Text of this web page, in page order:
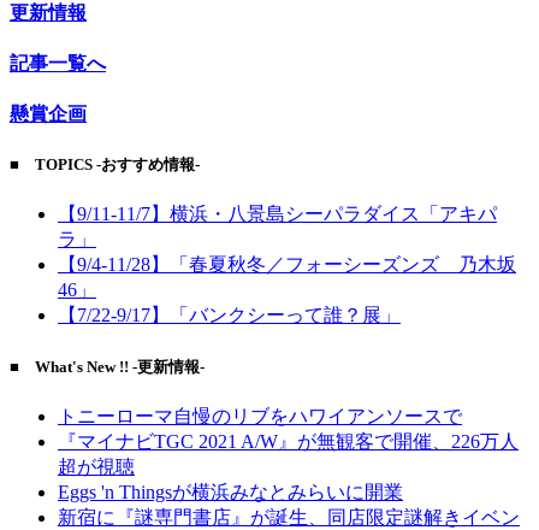
更新情報
記事一覧へ
懸賞企画
■ TOPICS -おすすめ情報-
【9/11-11/7】横浜・八景島シーパラダイス「アキパ
ラ」
【9/4-11/28】「春夏秋冬／フォーシーズンズ 乃木坂
46」
【7/22-9/17】「バンクシーって誰？展」
■ What's New !! -更新情報-
トニーローマ自慢のリブをハワイアンソースで
『マイナビTGC 2021 A/W』が無観客で開催、226万人
超が視聴
Eggs 'n Thingsが横浜みなとみらいに開業
新宿に『謎専門書店』が誕生、同店限定謎解きイベン